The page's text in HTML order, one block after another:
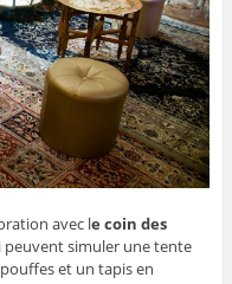
avec le coin des
peuvent simuler une tente
et un tapis en